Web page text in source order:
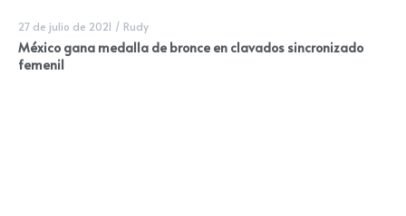
27 de julio de 2021 / Rudy
México gana medalla de bronce en clavados sincronizado
femenil